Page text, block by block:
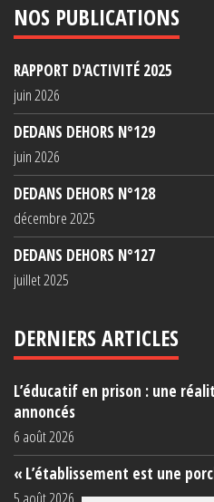
NOS PUBLICATIONS
RAPPORT D'ACTIVITÉ 2025
juin 2026
DEDANS DEHORS N°129
juin 2026
DEDANS DEHORS N°128
décembre 2025
DEDANS DEHORS N°127
juillet 2025
DERNIERS ARTICLES
L’éducatif en prison : une
annoncés
6 août 2026
« L’établissement est une
5 août 2026